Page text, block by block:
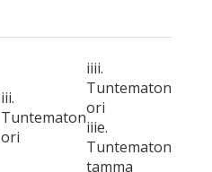
iii.
Tuntematon
ori
iiii.
Tuntematon
ori
iiie.
Tuntematon
tamma